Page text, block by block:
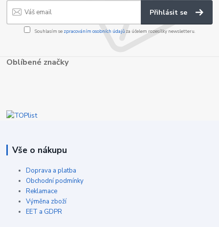
Přihlásit se
Souhlasím se zpracováním osobních údajůza účelem rozesílky newsletteru.
Oblíbené značky
Vše o nákupu
Doprava a platba
Obchodní podmínky
Reklamace
Výměna zboží
EET a GDPR